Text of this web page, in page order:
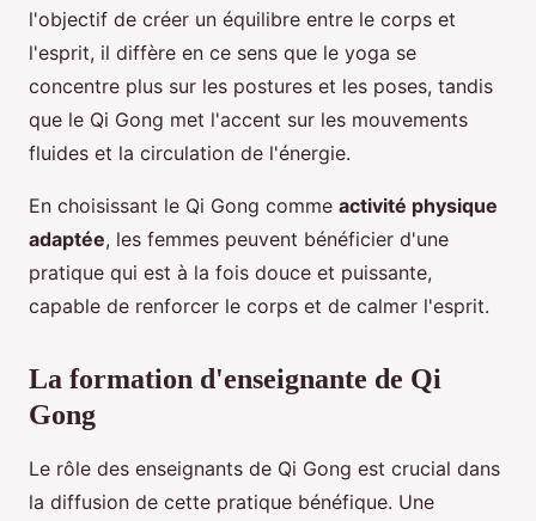
l'objectif de créer un équilibre entre le corps et
l'esprit, il diffère en ce sens que le yoga se
concentre plus sur les postures et les poses, tandis
que le Qi Gong met l'accent sur les mouvements
fluides et la circulation de l'énergie.
En choisissant le Qi Gong comme activité physique
adaptée, les femmes peuvent bénéficier d'une
pratique qui est à la fois douce et puissante,
capable de renforcer le corps et de calmer l'esprit.
La formation d'enseignante de Qi
Gong
Le rôle des enseignants de Qi Gong est crucial dans
la diffusion de cette pratique bénéfique. Une